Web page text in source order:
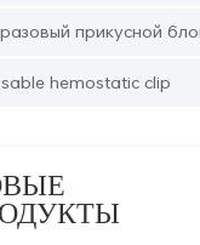
прикусной
hemostatic clip